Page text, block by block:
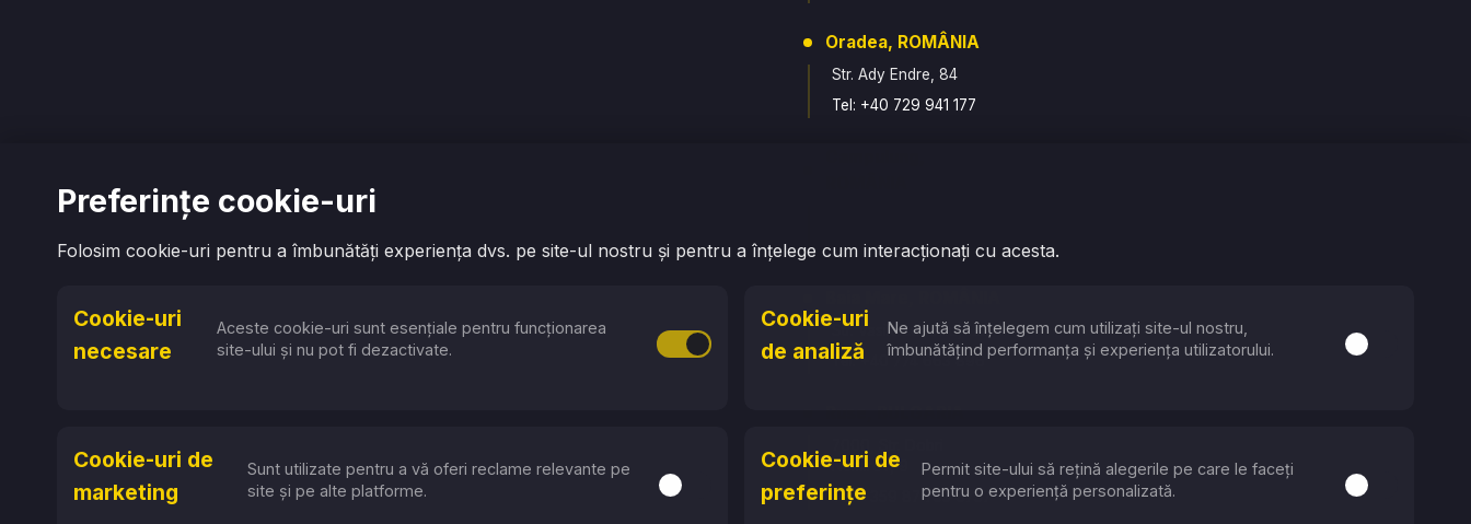
Oradea, ROMÂNIA
Str. Ady Endre, 84
Tel: +40 729 941 177
Tel: +40 774 663 896
Str. Vasile Lucaciu, 122
Tel: +40 774 663 896
Nemirov, 9
Tel: +359 87 753 6757
Preferințe cookie-uri
Folosim cookie-uri pentru a îmbunătăți experiența dvs. pe site-ul nostru și pentru a înțelege cum interacționați cu acesta.
Cookie-uri
necesare
Aceste cookie-uri sunt esențiale pentru funcționarea
site-ului și nu pot fi dezactivate.
Activare sau dezactivare Cookie-uri necesare
Cookie-uri
de analiză
Ne ajută să înțelegem cum utilizați site-ul nostru,
îmbunătățind performanța și experiența utilizatorului.
Activare sau
Cookie-uri de
marketing
Sunt utilizate pentru a vă oferi reclame relevante pe
site și pe alte platforme.
Activare sau dezactivare Cookie-uri de marketing
Cookie-uri de
preferințe
Permit site-ului să rețină alegerile pe care le faceți
pentru o experiență personalizată.
Activare sau